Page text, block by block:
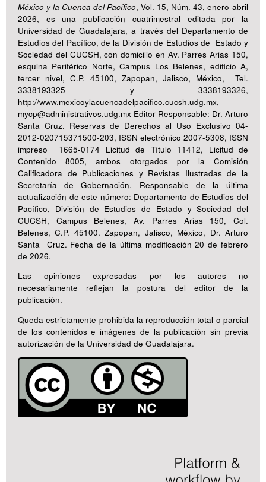
México y la Cuenca del Pacífico, Vol. 15, Núm. 43, enero-abril
2026, es una publicación cuatrimestral editada por la
Universidad de Guadalajara, a través del Departamento de
Estudios del Pacífico, de la División de Estudios de Estado y
Sociedad del CUCSH, con domicilio en Av. Parres Arias 150,
esquina Periférico Norte, Campus Los Belenes, edificio A,
tercer nivel, C.P. 45100, Zapopan, Jalisco, México, Tel.
3338193325 y 3338193326,
http://www.mexicoylacuencadelpacifico.cucsh.udg.mx,
mycp@administrativos.udg.mx Editor Responsable: Dr. Arturo
Santa Cruz. Reservas de Derechos al Uso Exclusivo 04-
2012-020715371500-203, ISSN electrónico 2007-5308, ISSN
impreso 1665-0174 Licitud de Título 11412, Licitud de
Contenido 8005, ambos otorgados por la Comisión
Calificadora de Publicaciones y Revistas Ilustradas de la
Secretaría de Gobernación. Responsable de la última
actualización de este número: Departamento de Estudios del
Pacífico, División de Estudios de Estado y Sociedad del
CUCSH, Campus Belenes, Av. Parres Arias 150, Col.
Belenes, C.P. 45100. Zapopan, Jalisco, México, Dr. Arturo
Santa Cruz. Fecha de la última modificación 20 de febrero
de 2026.
Las opiniones expresadas por los autores no
necesariamente reflejan la postura del editor de la
publicación.
Queda estrictamente prohibida la reproducción total o parcial
de los contenidos e imágenes de la publicación sin previa
autorización de la Universidad de Guadalajara.